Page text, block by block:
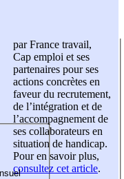
par France travail,
Cap emploi et ses
partenaires pour ses
actions concrètes en
faveur du recrutement,
de l’intégration et de
l’accompagnement de
ses collaborateurs en
situation de handicap.
Pour en savoir plus,
consultez cet article.